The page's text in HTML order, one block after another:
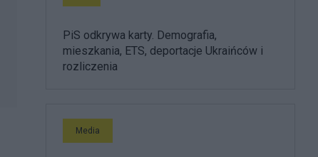
PiS odkrywa karty. Demografia,
mieszkania, ETS, deportacje Ukraińców i
rozliczenia
Media